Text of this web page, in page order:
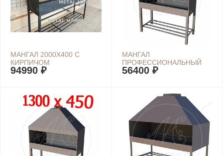
МАНГАЛ 2000Х400 С
КИРПИЧОМ
94990 ₽
МАНГАЛ
ПРОФЕССИОНАЛЬНЫЙ
1300Х400
56400 ₽